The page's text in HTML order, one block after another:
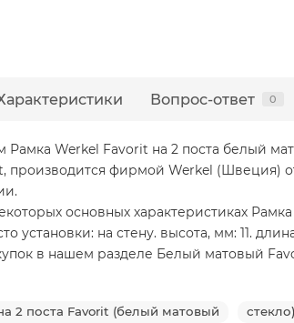
Вопрос-ответ 0
Рамка Werkel Favorit на 2 поста белый
производится фирмой Werkel (Швеция)
основных характеристиках
установки: на стену. высота, мм: 11.
в нашем разделе Белый матовый
2 поста Favorit (белый матовый